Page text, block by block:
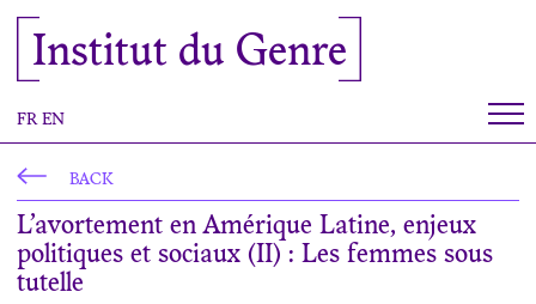
Institut du Genre
FR EN
BACK
L’avortement en Amérique Latine, enjeux
politiques et sociaux (II) : Les femmes sous
tutelle